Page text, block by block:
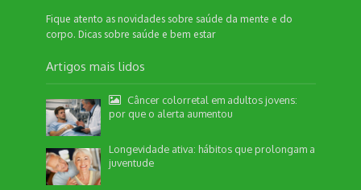
Fique atento as novidades sobre saúde da mente e do
corpo. Dicas sobre saúde e bem estar
Artigos mais lidos
Câncer colorretal em adultos jovens:
por que o alerta aumentou
Longevidade ativa: hábitos que prolongam a
juventude